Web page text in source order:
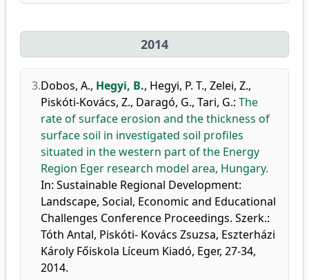
2014
3.Dobos, A., Hegyi, B., Hegyi, P. T., Zelei, Z.,
Piskóti-Kovács, Z., Daragó, G., Tari, G.: The
rate of surface erosion and the thickness of
surface soil in investigated soil profiles
situated in the western part of the Energy
Region Eger research model area, Hungary.
In: Sustainable Regional Development:
Landscape, Social, Economic and Educational
Challenges Conference Proceedings. Szerk.:
Tóth Antal, Piskóti- Kovács Zsuzsa, Eszterházi
Károly Főiskola Líceum Kiadó, Eger, 27-34,
2014.